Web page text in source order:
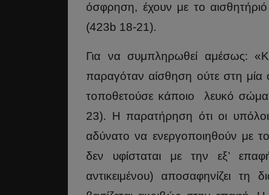
όσφρηση, έχουν με το
(423b 18-21).
Για να συμπληρωθεί αμέσως:
παραγόταν αίσθηση ούτε στη
τοποθετούσε κάποιο λευκό
23). Η παρατήρηση ότι οι
αδύνατο να ενεργοποιηθούν με
δεν υφίσταται με την εξ’
αντικειμένου) αποσαφηνίζει τη